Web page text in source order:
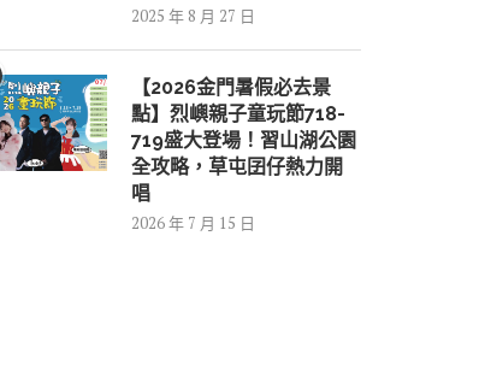
2025 年 8 月 27 日
【2026金門暑假必去景
點】烈嶼親子童玩節718-
719盛大登場！習山湖公園
全攻略，草屯囝仔熱力開
唱
2026 年 7 月 15 日